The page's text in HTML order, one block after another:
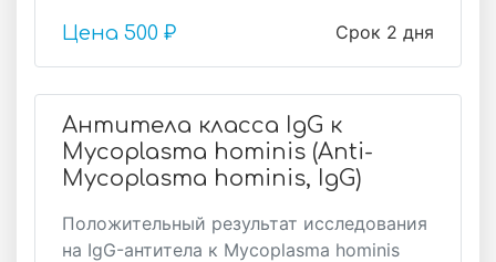
Срок 2 дня
Цена 500 ₽
Антитела класса IgG к
Mycoplasma hominis (Anti-
Mycoplasma hominis, IgG)
Положительный результат исследования
на IgG-антитела к Mycoplasma hominis